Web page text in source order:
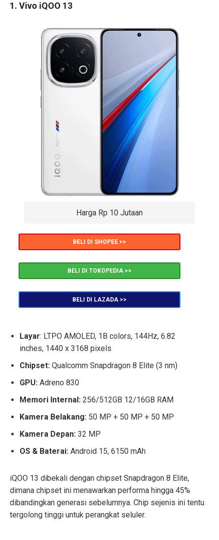
1. Vivo iQOO 13
Harga Rp 10 Jutaan
BELI DI SHOPEE >>
BELI DI TOKOPEDIA >>
BELI DI LAZADA >>
Layar: LTPO AMOLED, 1B colors, 144Hz, 6.82
inches, 1440 x 3168 pixels
Chipset: Qualcomm Snapdragon 8 Elite (3 nm)
GPU: Adreno 830
Memori Internal: 256/512GB 12/16GB RAM
Kamera Belakang: 50 MP + 50 MP + 50 MP
Kamera Depan: 32 MP
OS & Baterai: Android 15, 6150 mAh
iQOO 13 dibekali dengan chipset Snapdragon 8 Elite,
dimana chipset ini menawarkan performa hingga 45%
dibandingkan generasi sebelumnya. Chip sejenis ini tentu
tergolong tinggi untuk perangkat seluler.